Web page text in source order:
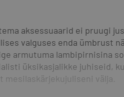
aksessuaarid ei pruugi
valguses enda ümbrust
armutuma lambipirnisina
üksikasjalikke juhiseid,
välja.